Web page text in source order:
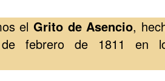
el Grito de Asencio,
febrero de 1811 en